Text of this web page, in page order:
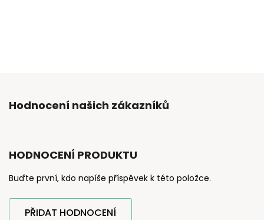
Hodnocení našich zákazníků
HODNOCENÍ PRODUKTU
Buďte první, kdo napíše příspěvek k této položce.
PŘIDAT HODNOCENÍ